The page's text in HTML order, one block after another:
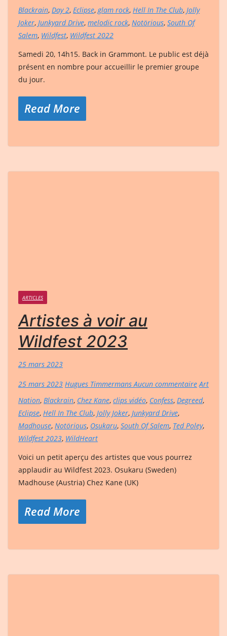
Blackrain, Day 2, Eclipse,glam rock, Hell In The Club, Jolly
Joker, Junkyard Drive, melodic rock, Notörious, South Of
Salem, Wildfest, Wildfest 2022
Samedi 20, 14h15. Back in Grammont. Le public est déjà
présent en nombre pour accueillir le premier groupe
du jour.
Read More
ARTICLES
Artistes à voir au
Wildfest 2023
25 mars 2023
25 mars 2023 Hugues Timmermans Aucun commentaire Art
Nation, Blackrain, Chez Kane, clips vidéo, Confess, Degreed,
Eclipse, Hell In The Club, Jolly Joker, Junkyard Drive,
Madhouse, Notörious, Osukaru, South Of Salem, Ted Poley,
Wildfest 2023, WildHeart
Voici un petit aperçu des artistes que vous pourrez
applaudir au Wildfest 2023. Osukaru (Sweden)
Madhouse (Austria) Chez Kane (UK)
Read More